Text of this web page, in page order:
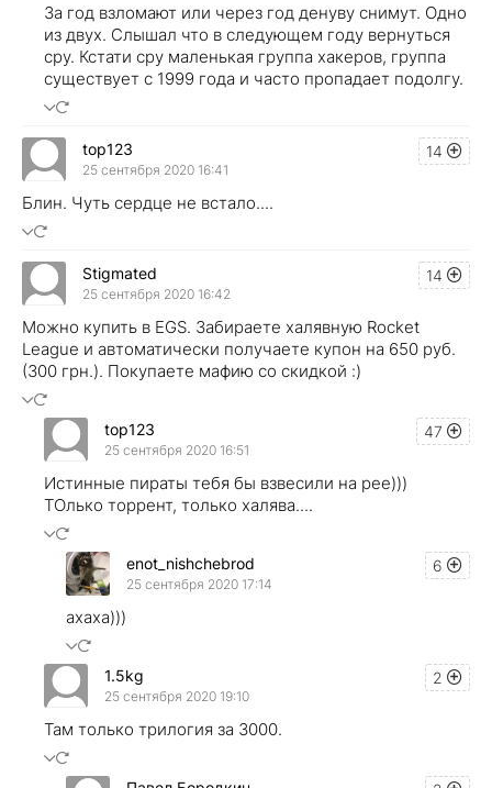
За год взломают или через год денуву снимут. Одно
из двух. Слышал что в следующем году вернуться
cpy. Кстати cpy маленькая группа хакеров, группа
существует с 1999 года и часто пропадает подолгу.
14
top123
25 сентября 2020 16:41
Блин. Чуть сердце не встало....
14
Stigmated
25 сентября 2020 16:42
Можно купить в EGS. Забираете халявную Rocket
League и автоматически получаете купон на 650 руб.
(300 грн.). Покупаете мафию со скидкой :)
47
top123
25 сентября 2020 16:51
Истинные пираты тебя бы взвесили на рее)))
ТОлько торрент, только халява....
6
enot_nishchebrod
25 сентября 2020 17:14
ахаха)))
2
1.5kg
25 сентября 2020 19:10
Там только трилогия за 3000.